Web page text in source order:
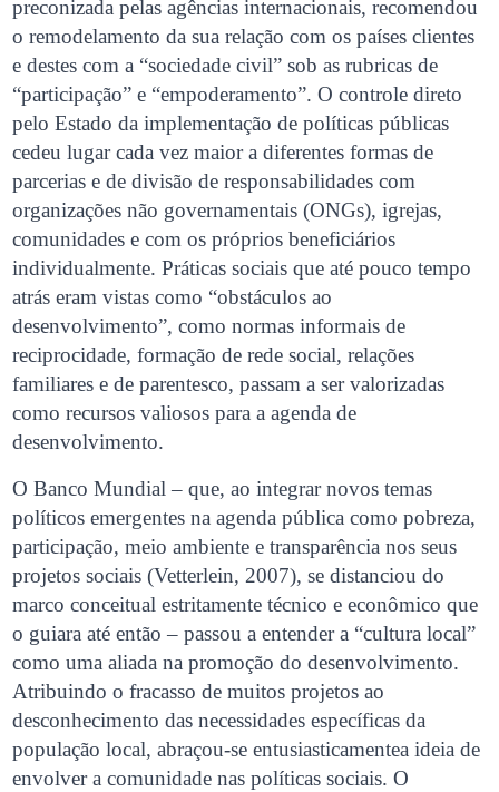
preconizada pelas agências internacionais, recomendou
o remodelamento da sua relação com os países clientes
e destes com a “sociedade civil” sob as rubricas de
“participação” e “empoderamento”. O controle direto
pelo Estado da implementação de políticas públicas
cedeu lugar cada vez maior a diferentes formas de
parcerias e de divisão de responsabilidades com
organizações não governamentais (ONGs), igrejas,
comunidades e com os próprios beneficiários
individualmente. Práticas sociais que até pouco tempo
atrás eram vistas como “obstáculos ao
desenvolvimento”, como normas informais de
reciprocidade, formação de rede social, relações
familiares e de parentesco, passam a ser valorizadas
como recursos valiosos para a agenda de
desenvolvimento.
O Banco Mundial – que, ao integrar novos temas
políticos emergentes na agenda pública como pobreza,
participação, meio ambiente e transparência nos seus
projetos sociais (Vetterlein, 2007), se distanciou do
marco conceitual estritamente técnico e econômico que
o guiara até então – passou a entender a “cultura local”
como uma aliada na promoção do desenvolvimento.
Atribuindo o fracasso de muitos projetos ao
desconhecimento das necessidades específicas da
população local, abraçou-se entusiasticamentea ideia de
envolver a comunidade nas políticas sociais. O